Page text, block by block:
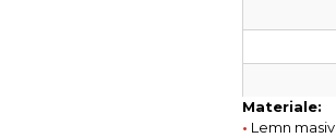
Materiale:
• Lemn masiv